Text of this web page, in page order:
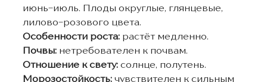
июнь-июль. Плоды округлые, глянцевые,
лилово-розового цвета.
Особенности роста:растёт медленно.
Почвы: нетребователен к почвам.
Отношение к свету:солнце, полутень.
Морозостойкость:чувствителен к сильным